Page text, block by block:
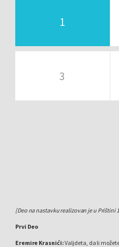
1
3
[Deo na nastavku realizovan je u Prištini
Prvi Deo
Eremire Krasnići:Valjdeta, da li